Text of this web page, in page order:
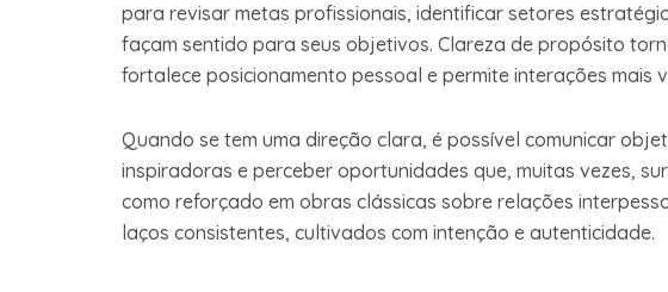
para revisar metas profissionais, identificar setores
façam sentido para seus objetivos. Clareza de propósito
fortalece posicionamento pessoal e permite interações mais
Quando se tem uma direção clara, é possível comunicar
inspiradoras e perceber oportunidades que, muitas vezes,
como reforçado em obras clássicas sobre relações
laços consistentes, cultivados com intenção e autenticidade.